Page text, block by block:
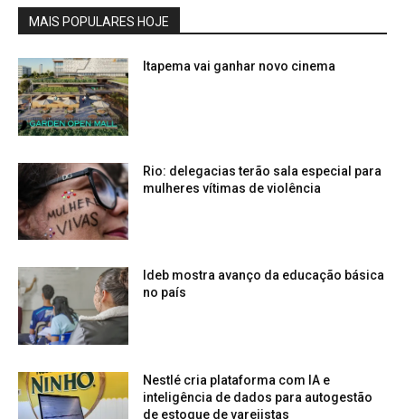
MAIS POPULARES HOJE
Itapema vai ganhar novo cinema
Rio: delegacias terão sala especial para
mulheres vítimas de violência
Ideb mostra avanço da educação básica
no país
Nestlé cria plataforma com IA e
inteligência de dados para autogestão
de estoque de varejistas